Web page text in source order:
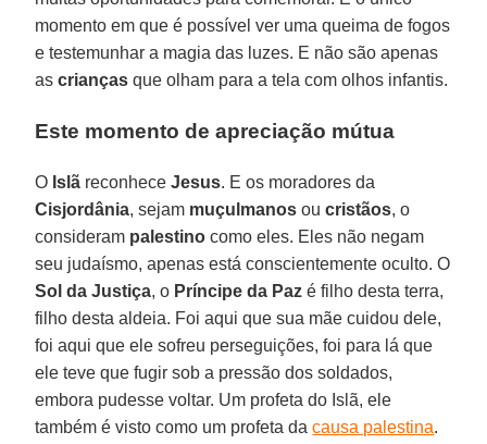
momento em que é possível ver uma queima de fogos
e testemunhar a magia das luzes. E não são apenas
ascrianças que olham para a tela com olhos infantis.
Este momento de apreciação mútua
O Islã reconheceJesus. E os moradores da
Cisjordânia, sejam muçulmanos oucristãos, o
consideram palestino como eles. Eles não negam
seu judaísmo, apenas está conscientemente oculto. O
Sol da Justiça, o Príncipe da Paz é filho desta terra,
filho desta aldeia. Foi aqui que sua mãe cuidou dele,
foi aqui que ele sofreu perseguições, foi para lá que
ele teve que fugir sob a pressão dos soldados,
embora pudesse voltar. Um profeta do Islã, ele
também é visto como um profeta dacausa palestina.